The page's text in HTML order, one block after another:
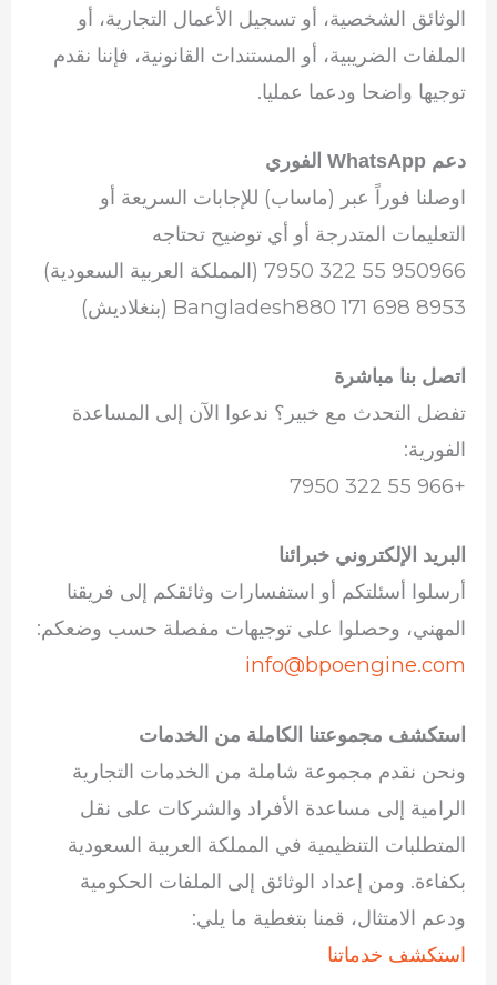
الوثائق الشخصية، أو تسجيل الأعمال التجارية، أو
الملفات الضريبية، أو المستندات القانونية، فإننا نقدم
توجيها واضحا ودعما عمليا.
دعم WhatsApp الفوري
اوصلنا فوراً عبر (ماساب) للإجابات السريعة أو
التعليمات المتدرجة أو أي توضيح تحتاجه
950966 55 322 7950 (المملكة العربية السعودية)
Bangladesh880 171 698 8953 (بنغلاديش)
اتصل بنا مباشرة
تفضل التحدث مع خبير؟ ندعوا الآن إلى المساعدة
الفورية:
+966 55 322 7950
البريد الإلكتروني خبرائنا
أرسلوا أسئلتكم أو استفسارات وثائقكم إلى فريقنا
المهني، وحصلوا على توجيهات مفصلة حسب وضعكم:
info@bpoengine.com
استكشف مجموعتنا الكاملة من الخدمات
ونحن نقدم مجموعة شاملة من الخدمات التجارية
الرامية إلى مساعدة الأفراد والشركات على نقل
المتطلبات التنظيمية في المملكة العربية السعودية
بكفاءة. ومن إعداد الوثائق إلى الملفات الحكومية
ودعم الامتثال، قمنا بتغطية ما يلي:
استكشف خدماتنا